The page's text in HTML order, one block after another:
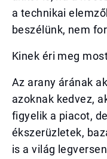
a technikai
beszélünk, nem
Kinek éri meg
Az arany árának
azoknak kedvez,
figyelik a piacot,
ékszerüzletek,
is a világ